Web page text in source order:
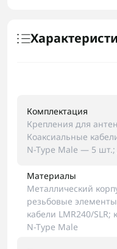
Комплектация
Крепления для
Коаксиальные
N-Type Male — 5
Материалы
Металлический
резьбовые
кабели LMR240/
N-Type Male